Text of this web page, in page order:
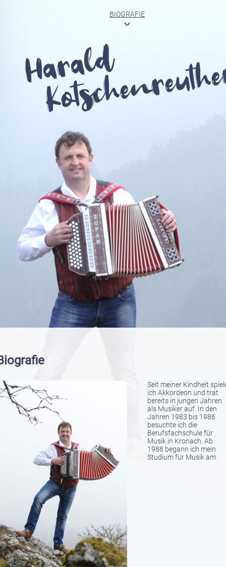
BIOGRAFIE
<
Harald
Seit meiner Kindheit
ich Akkordeon und trat
bereits in jungen Jahren
als Musiker auf. In den
Jahren 1983 bis 1986
besuchte ich die
Berufsfachschule für
Musik in Kronach. Ab
1988 begann ich mein
Studium für Musik am